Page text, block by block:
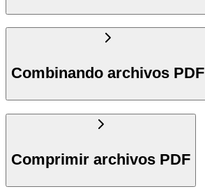
Combinando archivos PDF
Comprimir archivos PDF